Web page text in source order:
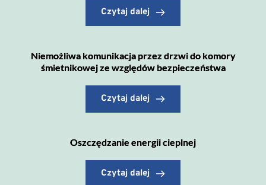
Czytaj dalej
Niemożliwa komunikacja przez drzwi do komory
śmietnikowej ze względów bezpieczeństwa
Czytaj dalej
Oszczędzanie energii cieplnej
Czytaj dalej